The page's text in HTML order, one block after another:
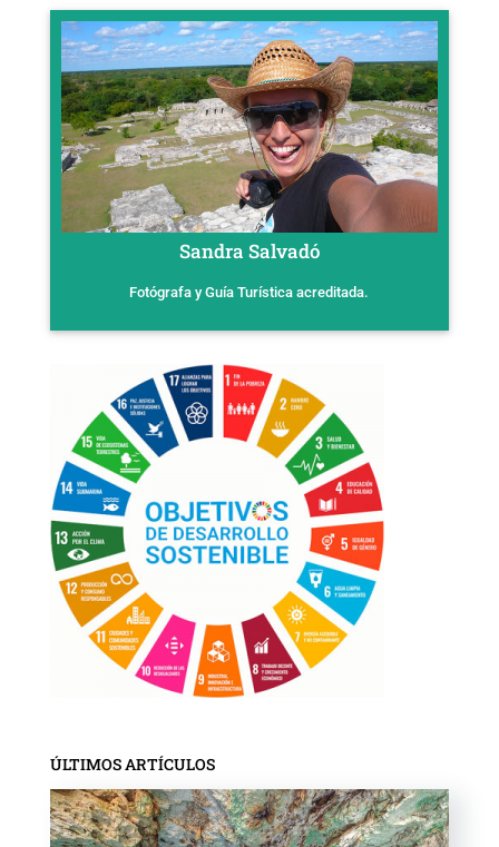
Sandra Salvadó
Fotógrafa y Guía Turística acreditada.
ÚLTIMOS ARTÍCULOS